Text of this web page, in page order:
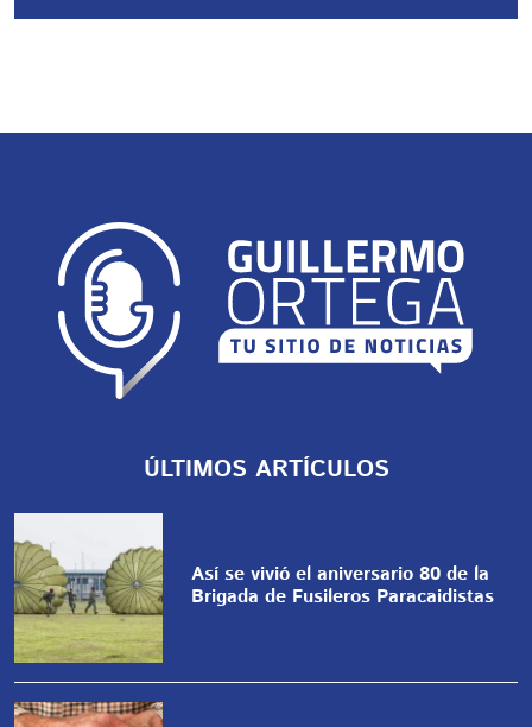
ÚLTIMOS ARTÍCULOS
Así se vivió el aniversario 80 de la
Brigada de Fusileros Paracaidistas